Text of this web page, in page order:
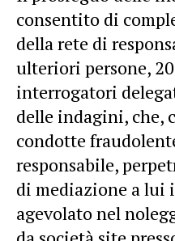
consentito di
della rete di
ulteriori persone,
interrogatori
delle indagini, che,
condotte
responsabile,
di mediazione a lui
agevolato nel